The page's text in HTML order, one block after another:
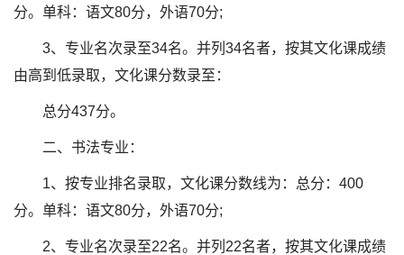
分。单科：语文80分，外语70分;
3、专业名次录至34名。并列34名者，按其文化课成绩
由高到低录取，文化课分数录至：
总分437分。
二、书法专业：
1、按专业排名录取，文化课分数线为：总分：400
分。单科：语文80分，外语70分;
2、专业名次录至22名。并列22名者，按其文化课成绩